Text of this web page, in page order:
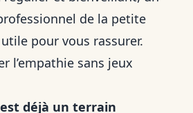
de la petite
pour vous rassurer.
l’empathie sans jeux
déjà un terrain